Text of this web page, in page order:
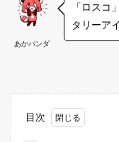
あかパンダ
「ロスコ
タリーア
目次